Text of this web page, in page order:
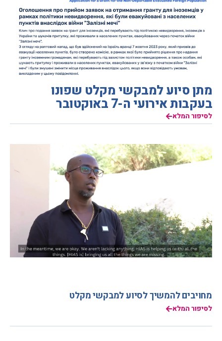
מתן סיוע למבקשי מקלט שפונו
בעקבות אירועי ה-7 באוקטובר
לסיפור המלא
מחויבים להמשיך לסיוע למבקשי מקלט
לסיפור המלא